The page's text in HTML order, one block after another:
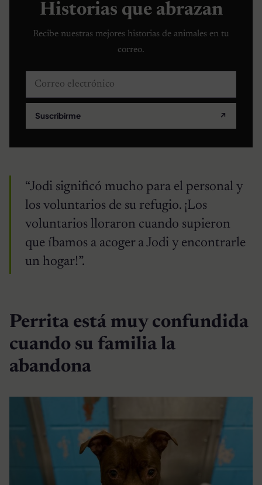
Historias que abrazan
Recibe nuestras mejores historias de animales en tu
correo.
Correo electrónico
Suscribirme ↗
“Jodi significó mucho para el personal y
los voluntarios de su refugio. ¡Los
voluntarios lloraron cuando supieron
que íbamos a acoger a Jodi y encontrarle
un hogar!”.
Perrita está muy confundida
cuando su familia la
abandona